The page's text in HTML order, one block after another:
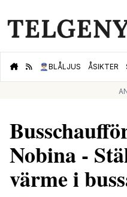
👮🏻‍♂️BLÅLJUS ÅSIKTER
Nobina -
värme i